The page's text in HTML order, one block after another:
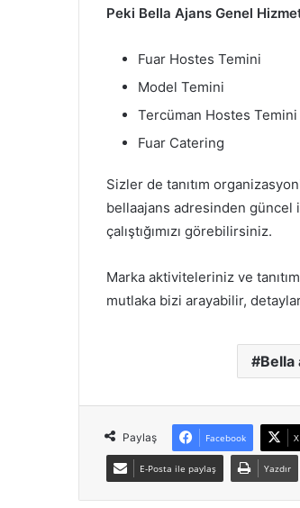
Peki Bella Ajans Genel
Fuar Hostes Temini
Model Temini
Tercüman Hostes Temini
Fuar Catering
Sizler de tanıtım
bellaajans adresinden güncel
çalıştığımızı görebilirsiniz.
Marka aktiviteleriniz ve
mutlaka bizi arayabilir,
Bella
Paylaş Facebook X
E-Posta ile paylaş Yazdır